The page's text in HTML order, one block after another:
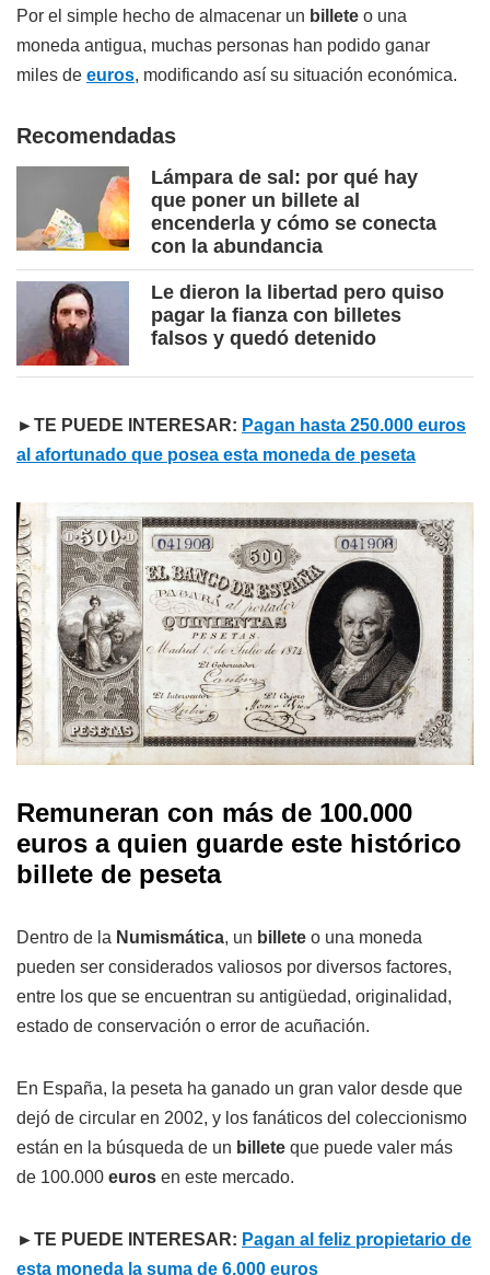
Por el simple hecho de almacenar un billete o una
moneda antigua, muchas personas han podido ganar
miles de euros, modificando así su situación económica.
Recomendadas
Lámpara de sal: por qué hay
que poner un billete al
encenderla y cómo se conecta
con la abundancia
Le dieron la libertad pero quiso
pagar la fianza con billetes
falsos y quedó detenido
►TE PUEDE INTERESAR: Pagan hasta 250.000 euros
al afortunado que posea esta moneda de peseta
Remuneran con más de 100.000
euros a quien guarde este histórico
billete de peseta
Dentro de la Numismática, un billete o una moneda
pueden ser considerados valiosos por diversos factores,
entre los que se encuentran su antigüedad, originalidad,
estado de conservación o error de acuñación.
En España, la peseta ha ganado un gran valor desde que
dejó de circular en 2002, y los fanáticos del coleccionismo
están en la búsqueda de un billete que puede valer más
de 100.000 euros en este mercado.
►TE PUEDE INTERESAR: Pagan al feliz propietario de
esta moneda la suma de 6.000 euros